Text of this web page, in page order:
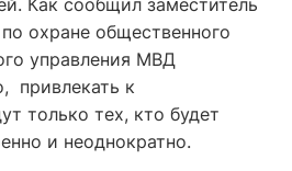
Как сообщил заместитель
охране общественного
управления МВД
привлекать к
только тех, кто будет
и неоднократно.